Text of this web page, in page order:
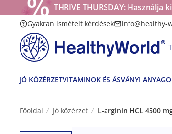
THRIVE THURSDAY:
Gyakran ismételt kérdések info@healthy-
JÓ KÖZÉRZETVITAMINOK ÉS ÁSVÁNYI
Főoldal Jó közérzet L-arginin HCL 4500